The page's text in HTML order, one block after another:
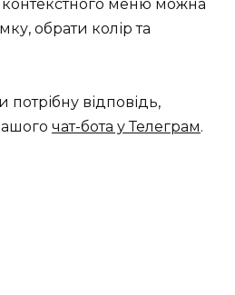
меню можна
обрати колір та
відповідь,
чат-бота у Телеграм.